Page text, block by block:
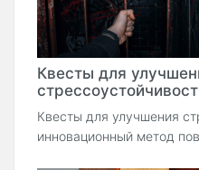
Квесты для
Квесты для улучшения
инновационный метод